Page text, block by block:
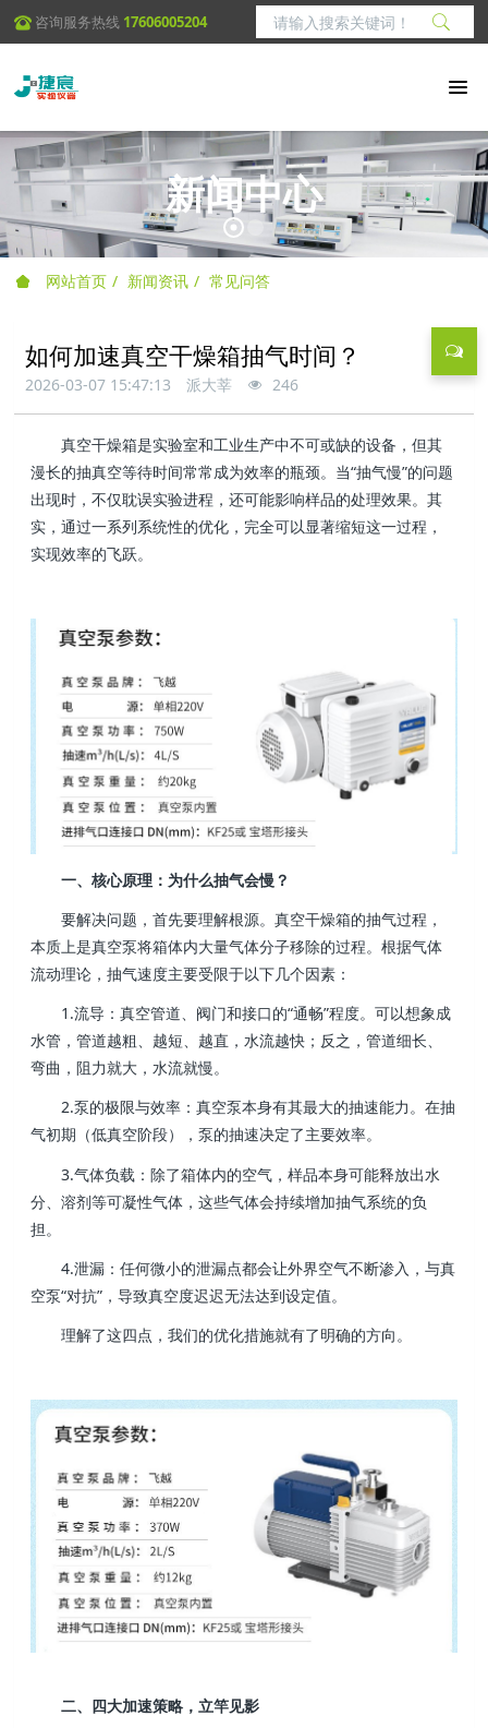
咨询服务热线 17606005204
新闻中心
网站首页 新闻资讯 常见问答
如何加速真空干燥箱抽气时间？
2026-03-07 15:47:13 派大莘 246
真空干燥箱是实验室和工业生产中不可或缺的设备，但其
漫长的抽真空等待时间常常成为效率的瓶颈。当“抽气慢”的问题
出现时，不仅耽误实验进程，还可能影响样品的处理效果。其
实，通过一系列系统性的优化，完全可以显著缩短这一过程，
实现效率的飞跃。
一、核心原理：为什么抽气会慢？
要解决问题，首先要理解根源。真空干燥箱的抽气过程，
本质上是真空泵将箱体内大量气体分子移除的过程。根据气体
流动理论，抽气速度主要受限于以下几个因素：
1.流导：真空管道、阀门和接口的“通畅”程度。可以想象成
水管，管道越粗、越短、越直，水流越快；反之，管道细长、
弯曲，阻力就大，水流就慢。
2.泵的极限与效率：真空泵本身有其最大的抽速能力。在抽
气初期（低真空阶段），泵的抽速决定了主要效率。
3.气体负载：除了箱体内的空气，样品本身可能释放出水
分、溶剂等可凝性气体，这些气体会持续增加抽气系统的负
担。
4.泄漏：任何微小的泄漏点都会让外界空气不断渗入，与真
空泵“对抗”，导致真空度迟迟无法达到设定值。
理解了这四点，我们的优化措施就有了明确的方向。
二、四大加速策略，立竿见影